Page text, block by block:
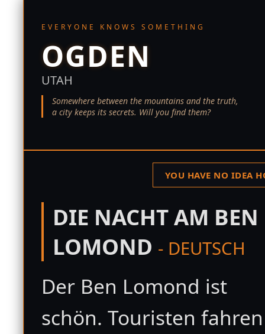
EVERYONE KNOWS SOMETHING
OGDEN
UTAH
Somewhere between the mountains and the truth,
a city keeps its secrets. Will you find them?
YOU HAVE NO IDEA
DIE NACHT AM BEN
LOMOND - DEUTSCH
Der Ben Lomond ist
schön. Touristen fahren